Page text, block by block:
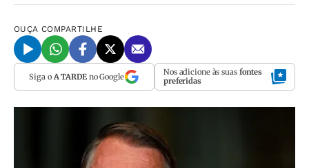
OUÇA COMPARTILHE
Siga o A TARDEno Google Nos adicione às suas fontes
preferidas